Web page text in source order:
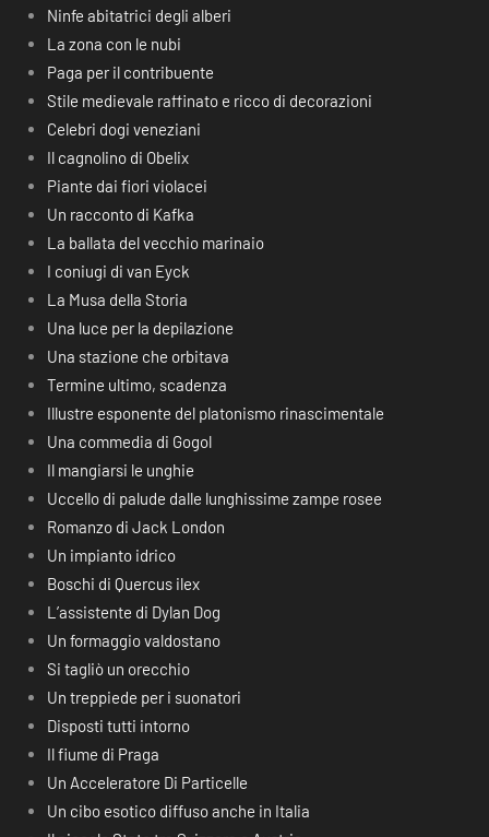
Ninfe abitatrici degli alberi
La zona con le nubi
Paga per il contribuente
Stile medievale raffinato e ricco di decorazioni
Celebri dogi veneziani
Il cagnolino di Obelix
Piante dai fiori violacei
Un racconto di Kafka
La ballata del vecchio marinaio
I coniugi di van Eyck
La Musa della Storia
Una luce per la depilazione
Una stazione che orbitava
Termine ultimo, scadenza
Illustre esponente del platonismo rinascimentale
Una commedia di Gogol
Il mangiarsi le unghie
Uccello di palude dalle lunghissime zampe rosee
Romanzo di Jack London
Un impianto idrico
Boschi di Quercus ilex
L’assistente di Dylan Dog
Un formaggio valdostano
Si tagliò un orecchio
Un treppiede per i suonatori
Disposti tutti intorno
Il fiume di Praga
Un Acceleratore Di Particelle
Un cibo esotico diffuso anche in Italia